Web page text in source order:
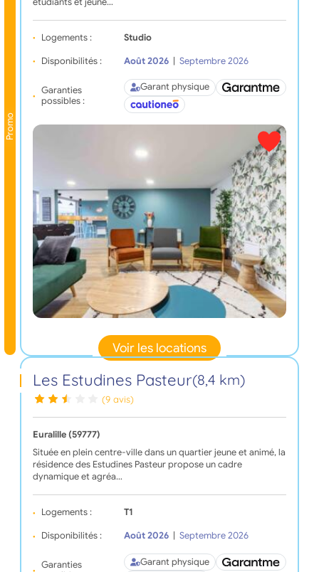
Promo
Logements : Studio
Disponibilités : Août 2026 | Septembre 2026
Garanties
possibles :
Garant physique
Voir les locations
Les Estudines Pasteur(8,4 km)
(9 avis)
Euralille (59777)
Située en plein centre-ville dans un quartier jeune et animé, la
résidence des Estudines Pasteur propose un cadre
dynamique et agréa…
Logements : T1
Disponibilités : Août 2026 Septembre 2026
Garanties
Garant physique